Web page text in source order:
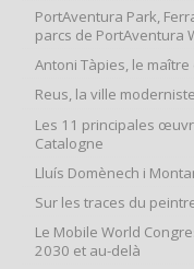
PortAventura Park,
parcs de PortAventura
Antoni Tàpies, le
Reus, la ville moderniste
Les 11 principales
Catalogne
Lluís Domènech i
Sur les traces du
Le Mobile World
2030 et au-delà